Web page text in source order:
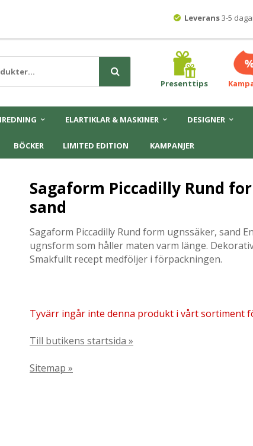
Leverans3-5
Presenttips
ELARTIKLAR & MASKINER DESIGNER
BÖCKER LIMITED EDITION
KAMPANJER
Sagaform Piccadilly Rund
sand
Sagaform Piccadilly Rund form ugnssäker, sand
ugnsform som håller maten varm länge.
Smakfullt recept medföljer i förpackningen.
Tyvärr ingår inte denna produkt i vårt sortiment
Till butikens startsida »
Sitemap »